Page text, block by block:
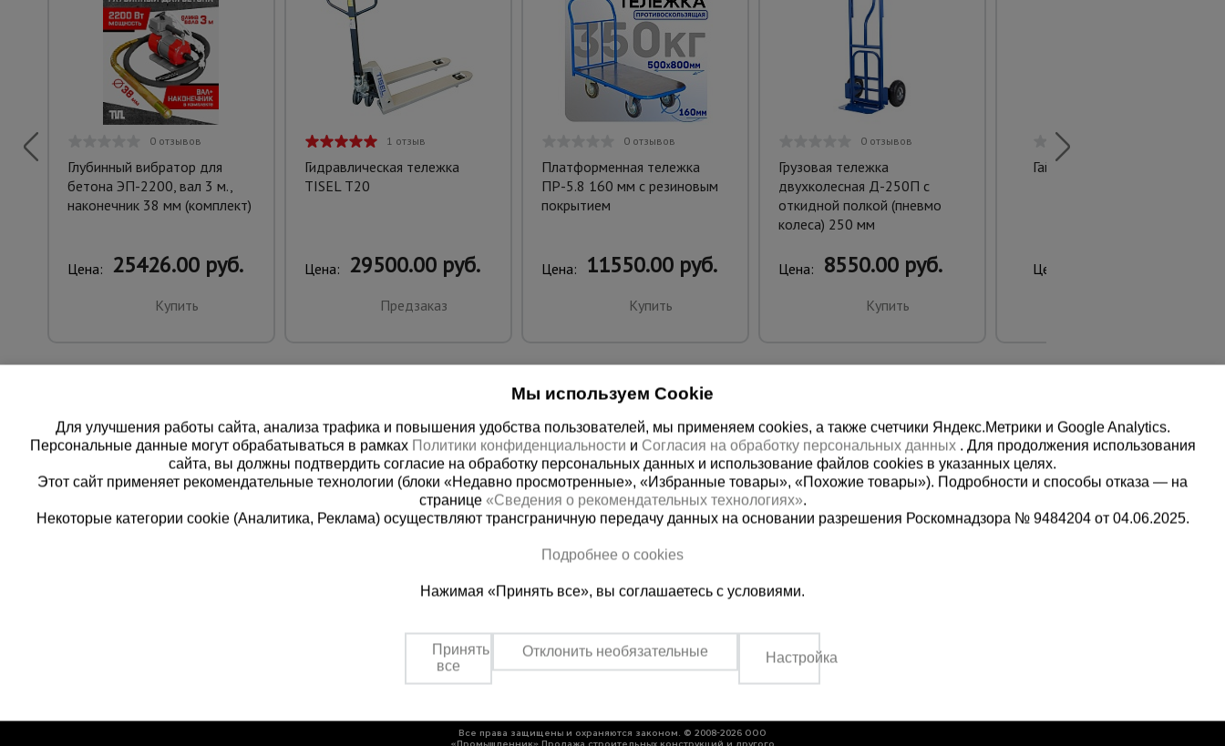
0 отзывов
Глубинный вибратор для
бетона ЭП-2200, вал 3 м.,
наконечник 38 мм (комплект)
Цена: 25426.00 руб.
Купить
1 отзыв
Гидравлическая тележка
TISEL T20
Цена: 29500.00 руб.
Предзаказ
0 отзывов
Платформенная тележка
ПР-5.8 160 мм с резиновым
покрытием
Цена: 11550.00 руб.
Купить
0 отзывов
Грузовая тележка
двухколесная Д-250П с
откидной полкой (пневмо
колеса) 250 мм
Цена: 8550.00 руб.
Купить
Гайка ватерстоп
Цена:
8 (800) 200-25-90
Заказать звонок
+7 (938) 992-1-992
Заказать звонок
Вс: выходной
Мы в социальных сетях:
Все права защищены и охраняются законом. © 2008-2026 ООО
Мы используем Cookie
Для улучшения работы сайта, анализа трафика и повышения удобства пользователей, мы применяем cookies, а также счетчики Яндекс.Метрики и Google Analytics.
Персональные данные могут обрабатываться в рамках Политики конфиденциальности и Согласия на обработку персональных данных . Для продолжения использования
сайта, вы должны подтвердить согласие на обработку персональных данных и использование файлов cookies в указанных целях.
Этот сайт применяет рекомендательные технологии (блоки «Недавно просмотренные», «Избранные товары», «Похожие товары»). Подробности и способы отказа — на
странице «Сведения о рекомендательных технологиях».
Некоторые категории cookie (Аналитика, Реклама) осуществляют трансграничную передачу данных на основании разрешения Роскомнадзора № 9484204 от 04.06.2025.
Подробнее о cookies
Нажимая «Принять все», вы соглашаетесь с условиями.
Принять
все
Отклонить необязательные Настройка